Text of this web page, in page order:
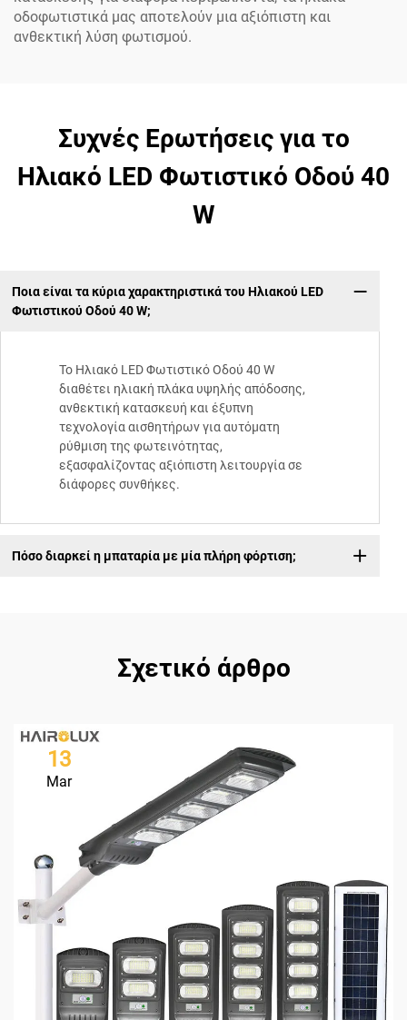
οδοφωτιστικά μας αποτελούν μια αξιόπιστη και
ανθεκτική λύση φωτισμού.
Συχνές Ερωτήσεις για το
Ηλιακό LED Φωτιστικό Οδού 40
W
Ποια είναι τα κύρια χαρακτηριστικά του Ηλιακού LED
Φωτιστικού Οδού 40 W;
Το Ηλιακό LED Φωτιστικό Οδού 40 W
διαθέτει ηλιακή πλάκα υψηλής απόδοσης,
ανθεκτική κατασκευή και έξυπνη
τεχνολογία αισθητήρων για αυτόματη
ρύθμιση της φωτεινότητας,
εξασφαλίζοντας αξιόπιστη λειτουργία σε
διάφορες συνθήκες.
Πόσο διαρκεί η μπαταρία με μία πλήρη φόρτιση;
Σχετικό άρθρο
13
Mar